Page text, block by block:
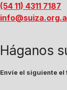
(54 11) 4311 7187
Háganos
Envíe el siguiente